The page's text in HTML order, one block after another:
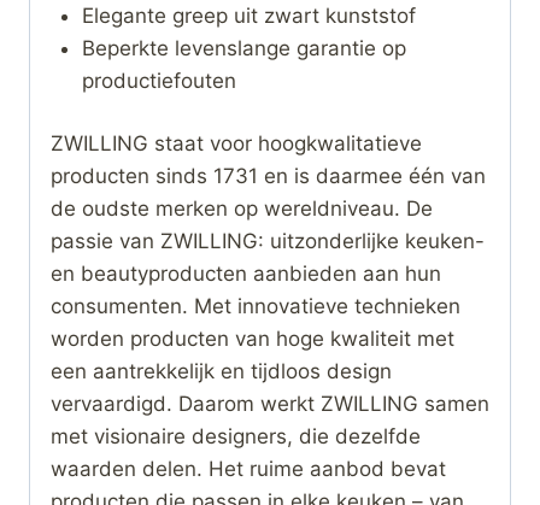
Elegante greep uit zwart kunststof
Beperkte levenslange garantie op
productiefouten
ZWILLING staat voor hoogkwalitatieve
producten sinds 1731 en is daarmee één van
de oudste merken op wereldniveau. De
passie van ZWILLING: uitzonderlijke keuken-
en beautyproducten aanbieden aan hun
consumenten. Met innovatieve technieken
worden producten van hoge kwaliteit met
een aantrekkelijk en tijdloos design
vervaardigd. Daarom werkt ZWILLING samen
met visionaire designers, die dezelfde
waarden delen. Het ruime aanbod bevat